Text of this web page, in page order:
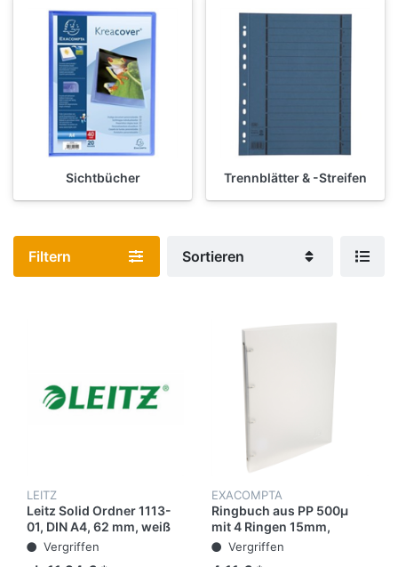
Sichtbücher Trennblätter & -Streifen
Filtern Sortieren
LEITZ
Leitz Solid Ordner 1113-
01, DIN A4, 62 mm, weiß
Vergriffen
EXACOMPTA
Ringbuch aus PP 500µ
mit 4 Ringen 15mm,
Rücken 20mm,
Chromaline, 32x25cm für
Vergriffen